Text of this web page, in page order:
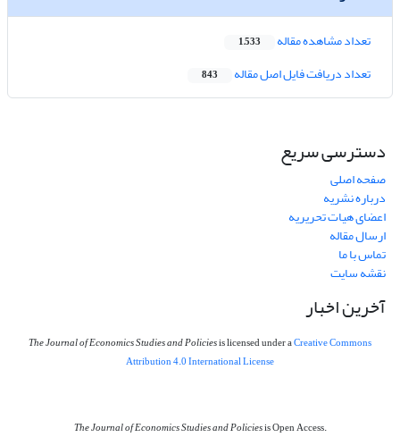
تعداد مشاهده مقاله 1,533
تعداد دریافت فایل اصل مقاله 843
دسترسی سریع
صفحه اصلی
درباره نشریه
اعضای هیات تحریریه
ارسال مقاله
تماس با ما
نقشه سایت
آخرین اخبار
The Journal of Economics Studies and Policiesis licensed under aCreative Commons
Attribution 4.0 International License
The Journal of Economics Studies and Policiesis Open Access.